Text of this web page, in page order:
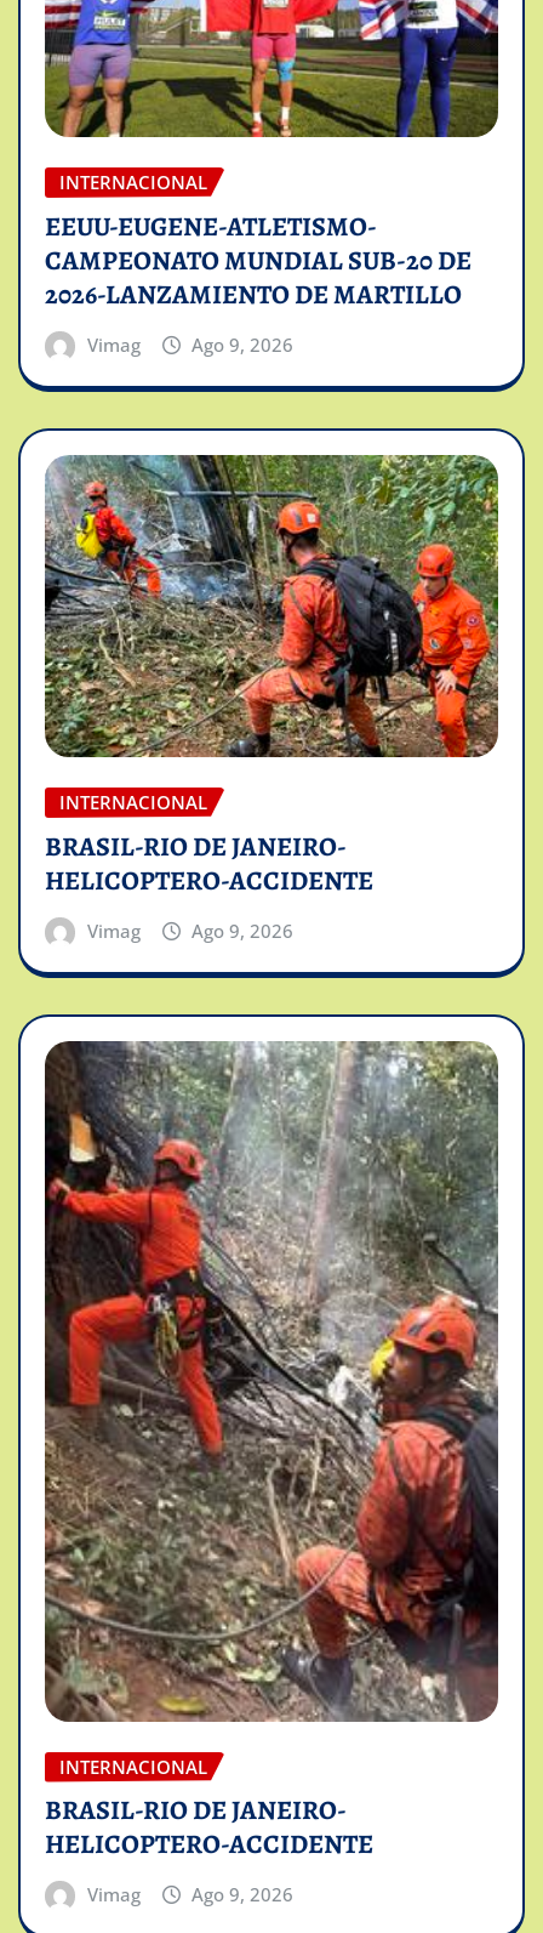
INTERNACIONAL
EEUU-EUGENE-ATLETISMO-
CAMPEONATO MUNDIAL SUB-20 DE
2026-LANZAMIENTO DE MARTILLO
Vimag Ago 9, 2026
INTERNACIONAL
BRASIL-RIO DE JANEIRO-
HELICOPTERO-ACCIDENTE
Vimag Ago 9, 2026
INTERNACIONAL
BRASIL-RIO DE JANEIRO-
HELICOPTERO-ACCIDENTE
Vimag Ago 9, 2026